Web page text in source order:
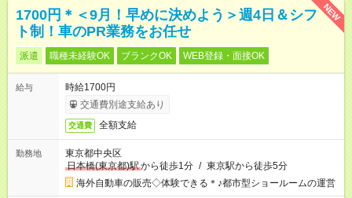
NEW
1700円＊＜9月！早めに決めよう＞週4日＆シフ
ト制！車のPR業務をお任せ
派遣 職種未経験OK ブランクOK WEB登録・面接OK
給与
時給1700円
交通費別途支給あり
交通費 全額支給
勤務地
東京都中央区
日本橋(東京都)駅から徒歩1分 / 東京駅から徒歩5分
海外自動車の販売◇体験できる＊♪都市型ショールームの運営